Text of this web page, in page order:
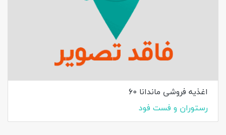
اغذیه فروشی ماندانا 60
رستوران و فست فود